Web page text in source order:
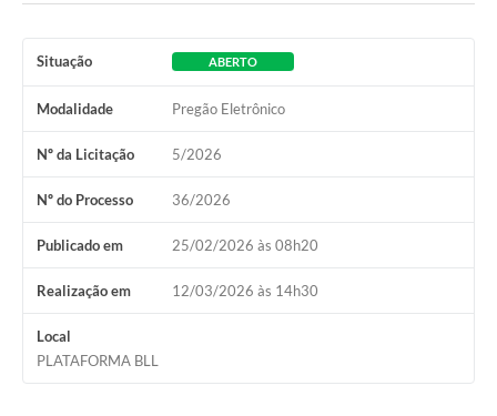
Situação ABERTO
Modalidade Pregão Eletrônico
Nº da Licitação 5/2026
Nº do Processo 36/2026
Publicado em 25/02/2026 às 08h20
Realização em 12/03/2026 às 14h30
Local
PLATAFORMA BLL